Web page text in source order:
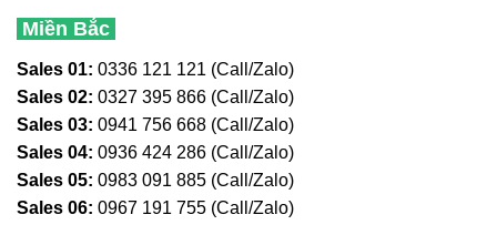
Miền Bắc
Sales 01: 0336 121 121 (Call/Zalo)
Sales 02: 0327 395 866 (Call/Zalo)
Sales 03: 0941 756 668 (Call/Zalo)
Sales 04: 0936 424 286 (Call/Zalo)
Sales 05: 0983 091 885 (Call/Zalo)
Sales 06: 0967 191 755 (Call/Zalo)